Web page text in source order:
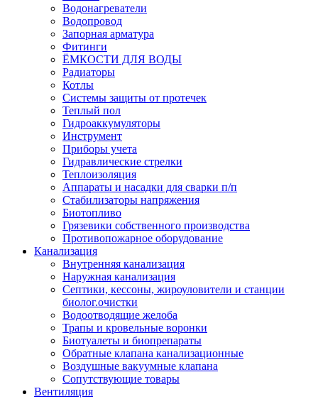
Водонагреватели
Водопровод
Запорная арматура
Фитинги
ЁМКОСТИ ДЛЯ ВОДЫ
Радиаторы
Котлы
Системы защиты от протечек
Теплый пол
Гидроаккумуляторы
Инструмент
Приборы учета
Гидравлические стрелки
Теплоизоляция
Аппараты и насадки для сварки п/п
Стабилизаторы напряжения
Биотопливо
Грязевики собственного производства
Противопожарное оборудование
Канализация
Внутренняя канализация
Наружная канализация
Септики, кессоны, жироуловители и станции
биолог.очистки
Водоотводящие желоба
Трапы и кровельные воронки
Биотуалеты и биопрепараты
Обратные клапана канализационные
Воздушные вакуумные клапана
Сопутствующие товары
Вентиляция